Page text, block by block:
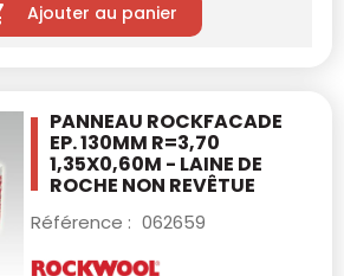
Ajouter au panier
PANNEAU ROCKFACADE
EP. 130MM R=3,70
1,35X0,60M - LAINE DE
ROCHE NON REVÊTUE
Référence : 062659